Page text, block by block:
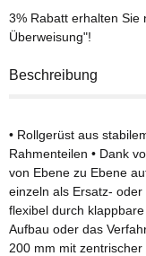
3% Rabatt erhalten Sie
Überweisung"!
Beschreibung
• Rollgerüst aus
Rahmenteilen • Dank
von Ebene zu Ebene
einzeln als Ersatz-
flexibel durch
Aufbau oder das
200 mm mit